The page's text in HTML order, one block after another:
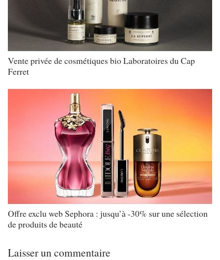
Vente privée de cosmétiques bio Laboratoires du Cap
Ferret
Offre exclu web Sephora : jusqu’à -30% sur une sélection
de produits de beauté
Laisser un commentaire